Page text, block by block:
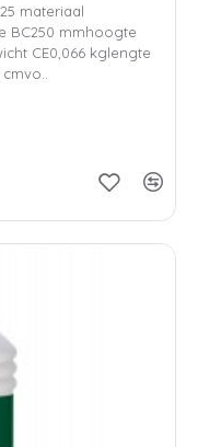
materiaal
BC250 mmhoogte
CE0,066 kglengte